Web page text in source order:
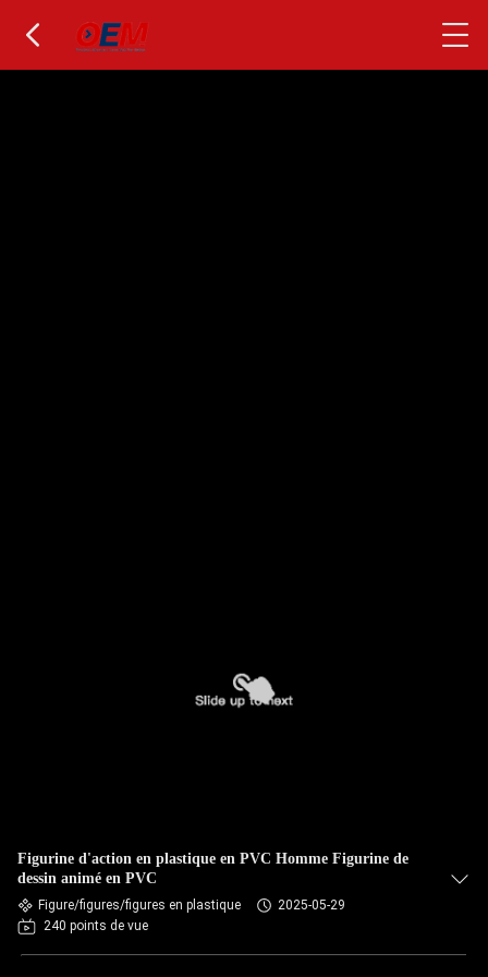
Figurine d'action en plastique en PVC Homme Figurine de
dessin animé en PVC
Figure/figures/figures en plastique
2025-05-29
240 points de vue